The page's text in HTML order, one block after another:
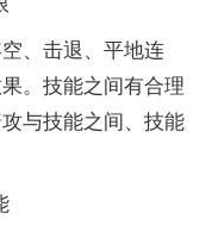
、击退、平地连
。技能之间有合理
与技能之间、技能